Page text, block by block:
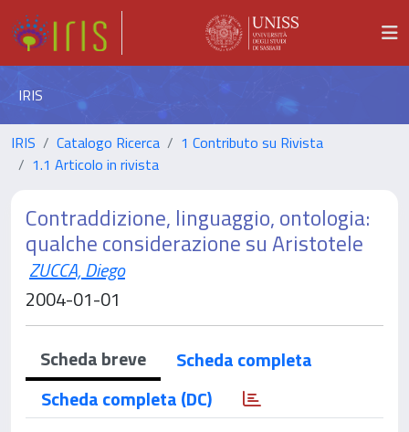
IRIS
IRIS Catalogo Ricerca
1 Contributo su Rivista
1.1 Articolo in rivista
Contraddizione, linguaggio, ontologia:
qualche considerazione su Aristotele
ZUCCA, Diego
2004-01-01
Scheda breve
Scheda completa
Scheda completa (DC)